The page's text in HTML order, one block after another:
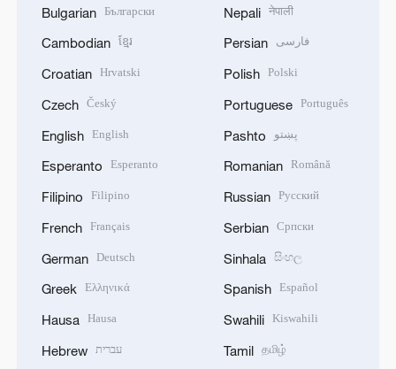
Bulgarian Български
Cambodian ខ្មែរ
Croatian Hrvatski
Czech Český
English English
Esperanto Esperanto
Filipino Filipino
French Français
German Deutsch
Greek Ελληνικά
Hausa Hausa
Hebrew עברית
Nepali नेपाली
Persian فارسی
Polish Polski
Portuguese Português
Pashto پښتو
Romanian Română
Russian Русский
Serbian Српски
Sinhala සිංහල
Spanish Español
Swahili Kiswahili
Tamil தமிழ்